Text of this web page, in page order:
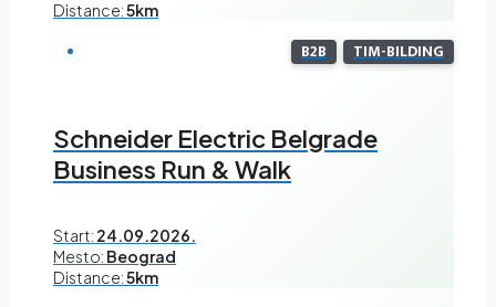
Distance:5km
B2B TIM-BILDING
Schneider Electric Belgrade
Business Run & Walk
Start: 24.09.2026.
Mesto: Beograd
Distance:5km